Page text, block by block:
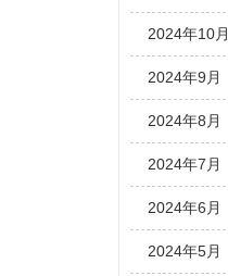
2024年10月
2024年9月
2024年8月
2024年7月
2024年6月
2024年5月